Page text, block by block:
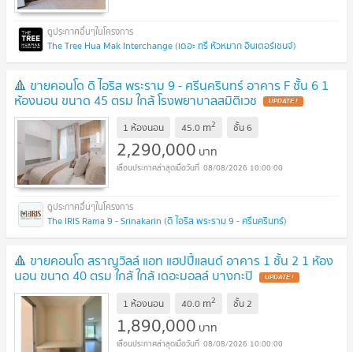
The Tree Hua Mak Interchange (เดอะ ทรี หัวหมาก อินเตอร์เชนจ์)
🔺 ขายคอนโด ดิ ไอริส พระราม 9 - ศรีนครินทร์ อาคาร F ชั้น 6 1
ห้องนอน ขนาด 45 ตรม ใกล้ โรงพยาบาลสมิติเวช
1 ห้องนอน 45.0 m2 ชั้น6
2,290,000 บาท
08/08/2026 10:00:00
The IRIS Rama 9 - Srinakarin (ดิ ไอริส พระราม 9 - ศรีนครินทร์)
🔺 ขายคอนโด สราญวิลล์ แอท แฮปปี้แลนด์ อาคาร 1 ชั้น 2 1 ห้อง
นอน ขนาด 40 ตรม ใกล้ ใกล้ เดอะมอลล์ บางกะปิ
1 ห้องนอน 40.0 m2 ชั้น2
1,890,000 บาท
08/08/2026 10:00:00